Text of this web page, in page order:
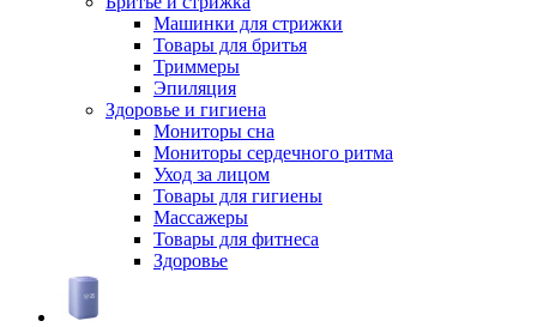
Машинки для стрижки
Товары для бритья
Триммеры
Эпиляция
Здоровье и гигиена
Мониторы сна
Мониторы сердечного ритма
Уход за лицом
Товары для гигиены
Массажеры
Товары для фитнеса
Здоровье